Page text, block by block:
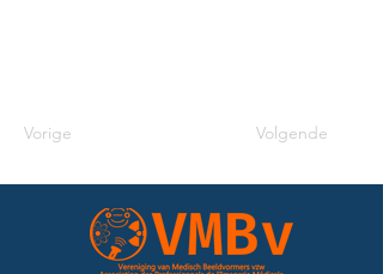
Vorige Volgende